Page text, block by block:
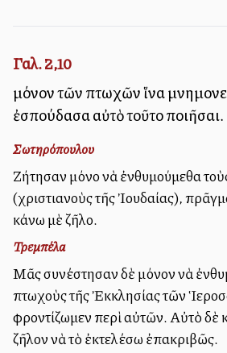
Γαλ. 2,10
μόνον τῶν πτωχῶν ἵνα
ἐσπούδασα αὐτὸ τοῦτο ποιῆσαι.
Σωτηρόπουλου
Ζήτησαν μόνο νὰ ἐνθυμούμεθα
(χριστιανοὺς τῆς Ἰουδαίας),
κάνω μὲ ζῆλο.
Τρεμπέλα
Μᾶς συνέστησαν δὲ μόνον νὰ
πτωχοὺς τῆς Ἐκκλησίας τῶν
φροντίζωμεν περὶ αὐτῶν. Αὐτὸ δὲ
ζῆλον νὰ τὸ ἐκτελέσω ἐπακριβῶς.